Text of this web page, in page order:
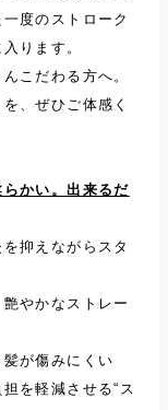
度のストローク
ります。
こだわる方へ。
、ぜひご体感く
かい。出来るだ
抑えながらスタ
やかなストレー
が傷みにくい
を軽減させる“ス